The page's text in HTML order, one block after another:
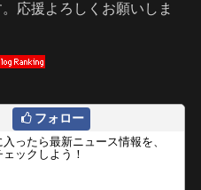
応援よろしくお願いしま
フォロー
ったら最新ニュース情報を、
ェックしよう！